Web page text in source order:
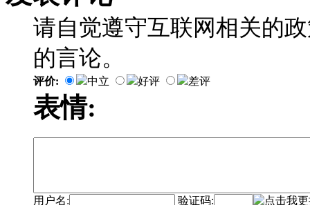
请自觉遵守互联网相关的
的言论。
评价: 中立 好评 差评
表情:
用户名: 验证码: